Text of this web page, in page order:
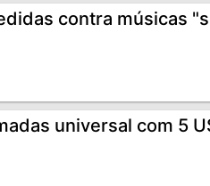
contra músicas
universal com 5